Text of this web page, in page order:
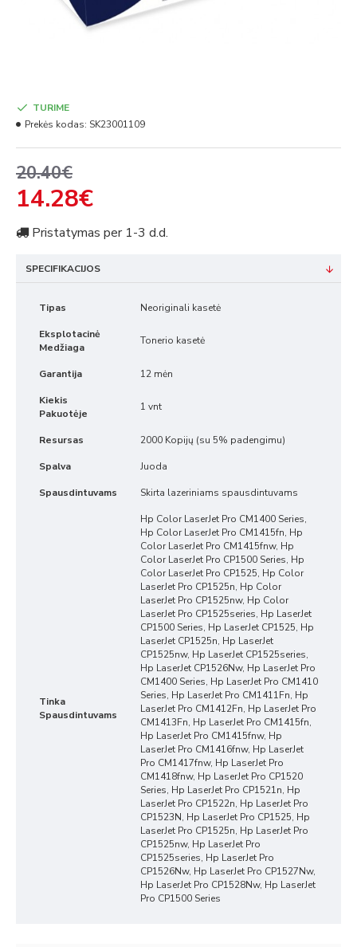
20.40€
14.28€
TURIME
Prekės kodas: SK23001109
Pristatymas per 1-3 d.d.
SPECIFIKACIJOS
Tipas Neoriginali kasetė
Eksplotacinė
Medžiaga
Tonerio kasetė
Garantija 12 mėn
Kiekis
Pakuotėje
1 vnt
Resursas 2000 Kopijų (su 5% padengimu)
Spalva Juoda
Spausdintuvams Skirta lazeriniams spausdintuvams
Tinka
Spausdintuvams
Hp Color LaserJet Pro CM1400 Series,
Hp Color LaserJet Pro CM1415fn, Hp
Color LaserJet Pro CM1415fnw, Hp
Color LaserJet Pro CP1500 Series, Hp
Color LaserJet Pro CP1525, Hp Color
LaserJet Pro CP1525n, Hp Color
LaserJet Pro CP1525nw, Hp Color
LaserJet Pro CP1525series, Hp LaserJet
CP1500 Series, Hp LaserJet CP1525, Hp
LaserJet CP1525n, Hp LaserJet
CP1525nw, Hp LaserJet CP1525series,
Hp LaserJet CP1526Nw, Hp LaserJet Pro
CM1400 Series, Hp LaserJet Pro CM1410
Series, Hp LaserJet Pro CM1411Fn, Hp
LaserJet Pro CM1412Fn, Hp LaserJet Pro
CM1413Fn, Hp LaserJet Pro CM1415fn,
Hp LaserJet Pro CM1415fnw, Hp
LaserJet Pro CM1416fnw, Hp LaserJet
Pro CM1417fnw, Hp LaserJet Pro
CM1418fnw, Hp LaserJet Pro CP1520
Series, Hp LaserJet Pro CP1521n, Hp
LaserJet Pro CP1522n, Hp LaserJet Pro
CP1523N, Hp LaserJet Pro CP1525, Hp
LaserJet Pro CP1525n, Hp LaserJet Pro
CP1525nw, Hp LaserJet Pro
CP1525series, Hp LaserJet Pro
CP1526Nw, Hp LaserJet Pro CP1527Nw,
Hp LaserJet Pro CP1528Nw, Hp LaserJet
Pro CP1500 Series